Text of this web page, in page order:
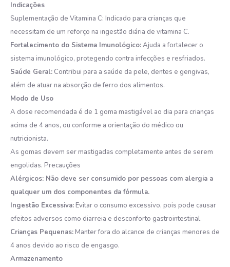
Indicações
Suplementação de Vitamina C: Indicado para crianças que
necessitam de um reforço na ingestão diária de vitamina C.
Fortalecimento do Sistema Imunológico:Ajuda a fortalecer o
sistema imunológico, protegendo contra infecções e resfriados.
Saúde Geral: Contribui para a saúde da pele, dentes e gengivas,
além de atuar na absorção de ferro dos alimentos.
Modo de Uso
A dose recomendada é de 1 goma mastigável ao dia para crianças
acima de 4 anos, ou conforme a orientação do médico ou
nutricionista.
As gomas devem ser mastigadas completamente antes de serem
engolidas. Precauções
Alérgicos: Não deve ser consumido por pessoas com alergia a
qualquer um dos componentes da fórmula.
Ingestão Excessiva:Evitar o consumo excessivo, pois pode causar
efeitos adversos como diarreia e desconforto gastrointestinal.
Crianças Pequenas:Manter fora do alcance de crianças menores de
4 anos devido ao risco de engasgo.
Armazenamento